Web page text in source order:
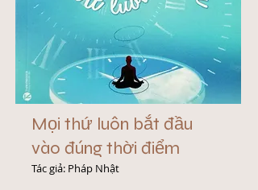
Mọi thứ luôn bắt đầu
vào đúng thời điểm
Tác giả: Pháp Nhật